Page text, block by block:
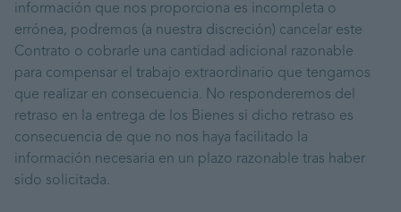
información que nos proporciona es incompleta o
errónea, podremos (a nuestra discreción) cancelar este
Contrato o cobrarle una cantidad adicional razonable
para compensar el trabajo extraordinario que tengamos
que realizar en consecuencia. No responderemos del
retraso en la entrega de los Bienes si dicho retraso es
consecuencia de que no nos haya facilitado la
información necesaria en un plazo razonable tras haber
sido solicitada.